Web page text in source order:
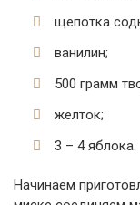
щепотка
ванилин;
500 грамм
желток;
3 – 4 яблока.
Начинаем